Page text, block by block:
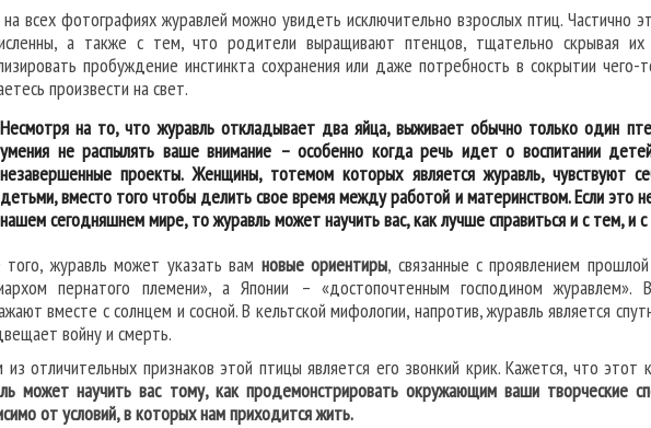
всех фотографиях журавлей можно увидеть исключительно взрослых птиц. Частично
а также с тем, что родители выращивают птенцов, тщательно скрывая
пробуждение инстинкта сохранения или даже потребность в сокрытии
произвести на свет.
Несмотря на то, что журавль откладывает два яйца, выживает обычно только один
умения не распылять ваше внимание – особенно когда речь идет о воспитании
незавершенные проекты. Женщины, тотемом которых является журавль, чувствуют
детьми, вместо того чтобы делить свое время между работой и материнством. Если это
нашем сегодняшнем мире, то журавль может научить вас, как лучше справиться и с тем, и
журавль может указать вам новые ориентиры, связанные с проявлением
пернатого племени», а Японии – «достопочтенным господином журавлем».
вместе с солнцем и сосной. В кельтской мифологии, напротив, журавль является
войну и смерть.
отличительных признаков этой птицы является его звонкий крик. Кажется, что этот
может научить вас тому, как продемонстрировать окружающим ваши творческие
от условий, в которых нам приходится жить.